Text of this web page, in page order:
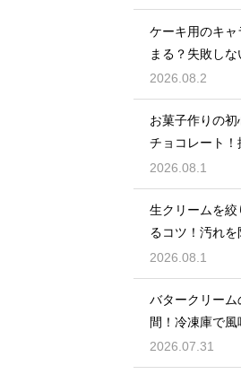
する
ケーキ用のキャ
まる？失敗しな
2026.08.2
お菓子作りの
チョコレート
しい種類を紹介
2026.08.1
生クリームを
るコツ！汚れ
れ方
2026.08.1
バタークリー
間！冷凍庫で風
コツ
2026.07.31